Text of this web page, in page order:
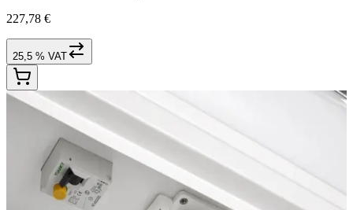
227,78 €
25,5 % VAT